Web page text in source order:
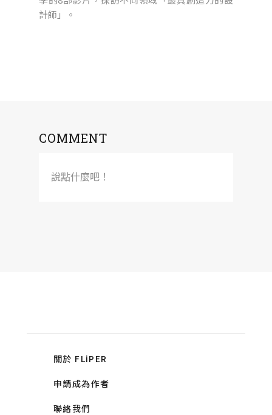
計師」。
COMMENT
說點什麼吧！
關於 FLiPER
申請成為作者
聯絡我們